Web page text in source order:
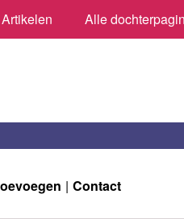
Artikelen Alle
Contact